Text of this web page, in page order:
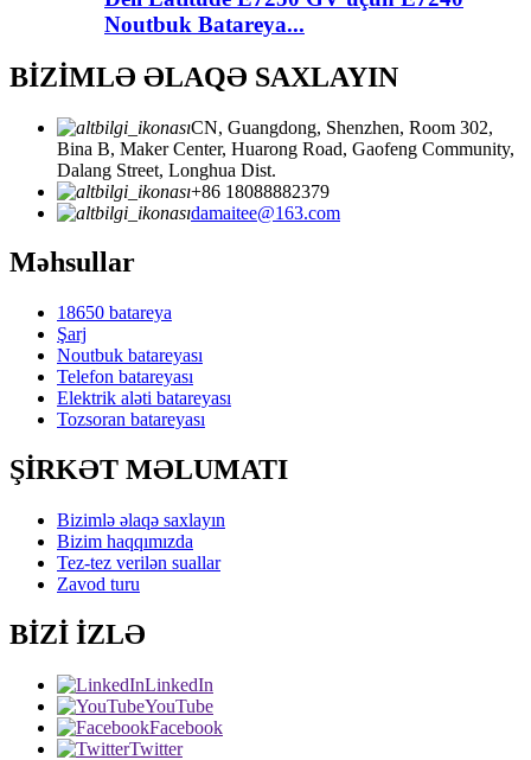
Noutbuk Batareya...
BİZİMLƏ ƏLAQƏ SAXLAYIN
CN, Guangdong, Shenzhen, Room 302,
Bina B, Maker Center, Huarong Road, Gaofeng Community,
Dalang Street, Longhua Dist.
+86 18088882379
damaitee@163.com
Məhsullar
18650 batareya
Şarj
Noutbuk batareyası
Telefon batareyası
Elektrik aləti batareyası
Tozsoran batareyası
ŞİRKƏT MƏLUMATI
Bizimlə əlaqə saxlayın
Bizim haqqımızda
Tez-tez verilən suallar
Zavod turu
BİZİ İZLƏ
LinkedIn
YouTube
Facebook
Twitter